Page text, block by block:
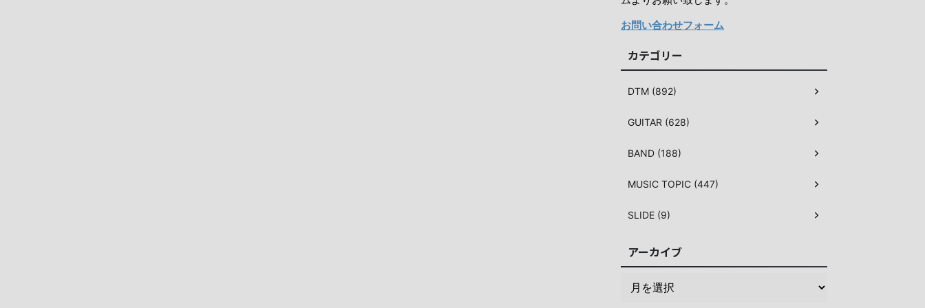
お問い合わせフォーム
カテゴリー
DTM (892)
GUITAR (628)
BAND (188)
MUSIC TOPIC (447)
SLIDE (9)
アーカイブ